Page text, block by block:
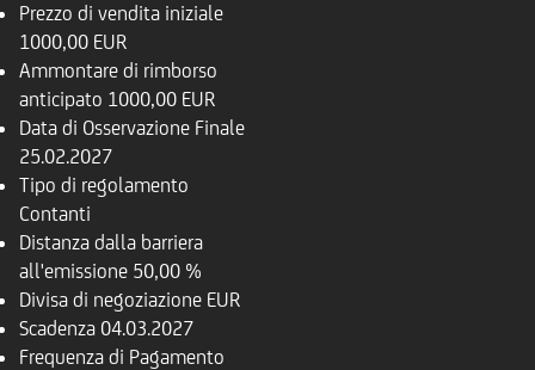
Prezzo di vendita iniziale
1000,00 EUR
Ammontare di rimborso
anticipato 1000,00 EUR
Data di Osservazione Finale
25.02.2027
Tipo di regolamento
Contanti
Distanza dalla barriera
all'emissione 50,00 %
Divisa di negoziazione EUR
Scadenza 04.03.2027
Frequenza di Pagamento